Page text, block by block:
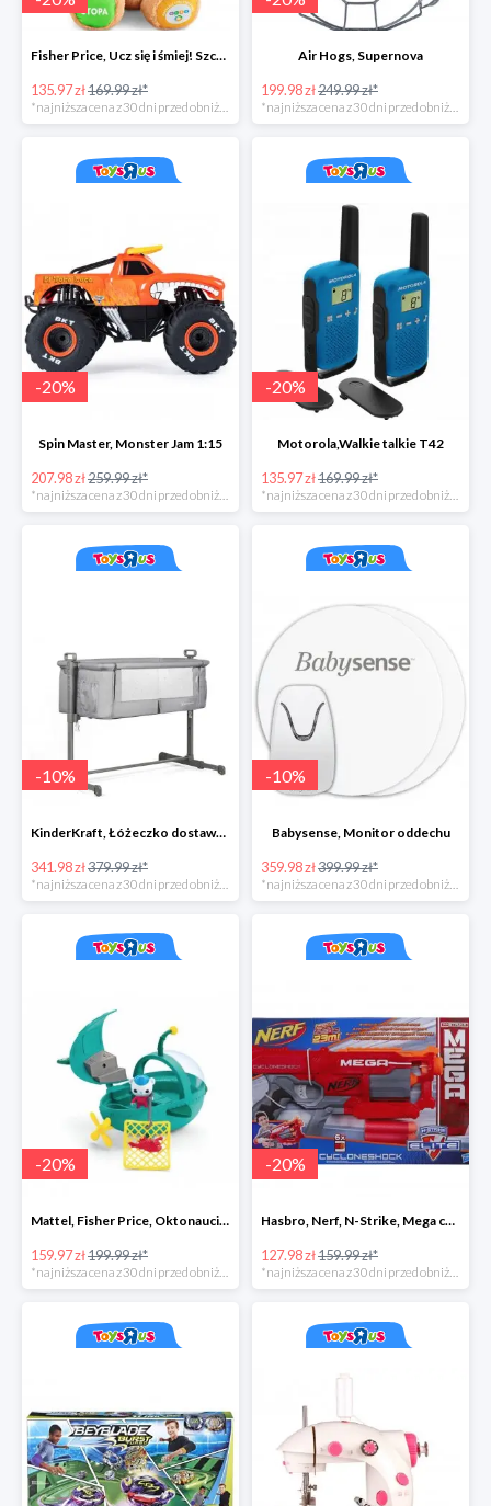
Fisher Price, Ucz się i śmiej! Szczeniaczek Uczniaczek "Poziomy Nauki"
135.97 zł169.99 zł*
Air Hogs, Supernova
199.98 zł249.99 zł*
-20%
Spin Master, Monster Jam 1:15
207.98 zł259.99 zł*
*najniższa cena z 30 dni przed obniżką
-20%
Motorola,Walkie talkie T42
135.97 zł169.99 zł*
*najniższa cena z 30 dni przed obniżką
-10%
KinderKraft, Łóżeczko dostawne NESTE, szary
341.98 zł379.99 zł*
-10%
Babysense, Monitor oddechu
359.98 zł399.99 zł*
-20%
Mattel, Fisher Price, Oktonauci, Pojazd ratunkowy pływak
159.97 zł199.99 zł*
-20%
Hasbro, Nerf, N-Strike, Mega cyclon
127.98 zł159.99 zł*